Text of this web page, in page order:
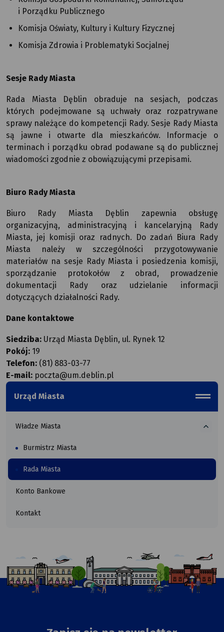
i Porządku Publicznego
Komisja Oświaty, Kultury i Kultury Fizycznej
Komisja Zdrowia i Problematyki Socjalnej
Sesje Rady Miasta
Rada Miasta Dęblin obraduje na sesjach, podczas
których podejmowane są uchwały oraz rozpatrywane
sprawy należące do kompetencji Rady. Sesje Rady Miasta
są jawne i otwarte dla mieszkańców. Informacje o
terminach i porządku obrad podawane są do publicznej
wiadomości zgodnie z obowiązującymi przepisami.
Biuro Rady Miasta
Biuro Rady Miasta Dęblin zapewnia obsługę
organizacyjną, administracyjną i kancelaryjną Rady
Miasta, jej komisji oraz radnych. Do zadań Biura Rady
Miasta należy w szczególności przygotowywanie
materiałów na sesje Rady Miasta i posiedzenia komisji,
sporządzanie protokołów z obrad, prowadzenie
dokumentacji Rady oraz udzielanie informacji
dotyczących działalności Rady.
Dane kontaktowe
Siedziba: Urząd Miasta Dęblin, ul. Rynek 12
Pokój: 19
Telefon: (81) 883-03-77
E-mail: poczta@um.deblin.pl
Urząd Miasta
Władze Miasta
Burmistrz Miasta
Rada Miasta
o
Miasta
Konto Bankowe
Kontakt